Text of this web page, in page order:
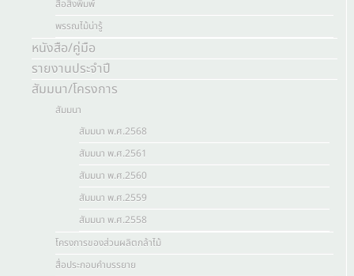
สื่อสิ่งพิมพ์
พรรณไม้น่ารู้
หนังสือ/คู่มือ
รายงานประจำปี
สัมมนา/โครงการ
สัมมนา
สัมมนา พ.ศ.2568
สัมมนา พ.ศ.2561
สัมมนา พ.ศ.2560
สัมมนา พ.ศ.2559
สัมมนา พ.ศ.2558
โครงการของส่วนผลิตกล้าไม้
สื่อประกอบคำบรรยาย